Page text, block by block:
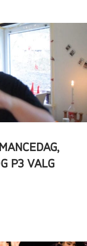
P3 VALG